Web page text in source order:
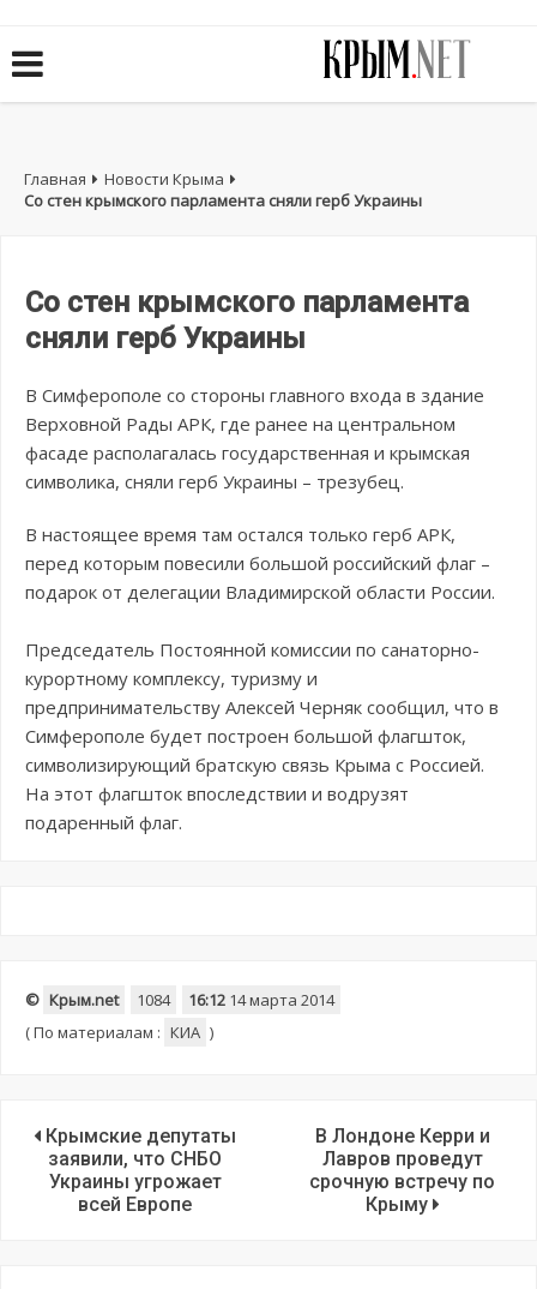
Главная
Новости Крыма
Со стен крымского парламента сняли герб Украины
Со стен крымского парламента
сняли герб Украины
В Симферополе со стороны главного входа в здание
Верховной Рады АРК, где ранее на центральном
фасаде располагалась государственная и крымская
символика, сняли герб Украины – трезубец.
В настоящее время там остался только герб АРК,
перед которым повесили большой российский флаг –
подарок от делегации Владимирской области России.
Председатель Постоянной комиссии по санаторно-
курортному комплексу, туризму и
предпринимательству Алексей Черняк сообщил, что в
Симферополе будет построен большой флагшток,
символизирующий братскую связь Крыма с Россией.
На этот флагшток впоследствии и водрузят
подаренный флаг.
© Крым.net 1084 16:12 14 марта 2014
(По материалам : КИА )
Крымские депутаты
заявили, что СНБО
Украины угрожает
всей Европе
В Лондоне Керри и
Лавров проведут
срочную встречу по
Крыму